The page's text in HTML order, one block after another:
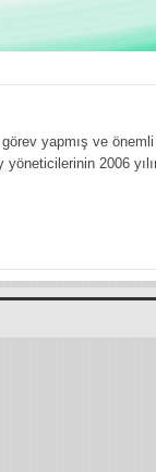
yapmış ve
yöneticilerinin 2006